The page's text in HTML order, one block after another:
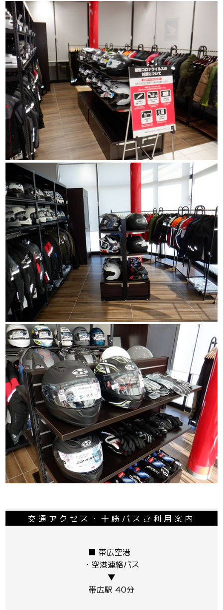
交通アクセス・十勝バスご利用案内
■ 帯広空港
・空港連絡バス
▼
帯広駅 40分